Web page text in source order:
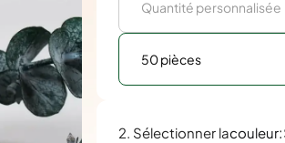
50 pièces
2. Sélectionner lacouleur: